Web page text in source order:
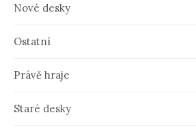
Nové desky
Ostatní
Právě hraje
Staré desky